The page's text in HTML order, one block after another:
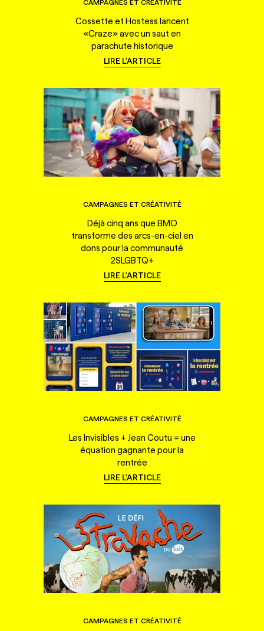
CAMPAGNES ET CRÉATIVITÉ
Cossette et Hostess lancent
«Craze» avec un saut en
parachute historique
LIRE L'ARTICLE
CAMPAGNES ET CRÉATIVITÉ
Déjà cinq ans que BMO
transforme des arcs-en-ciel en
dons pour la communauté
2SLGBTQ+
LIRE L'ARTICLE
CAMPAGNES ET CRÉATIVITÉ
Les Invisibles + Jean Coutu = une
équation gagnante pour la
rentrée
LIRE L'ARTICLE
CAMPAGNES ET CRÉATIVITÉ